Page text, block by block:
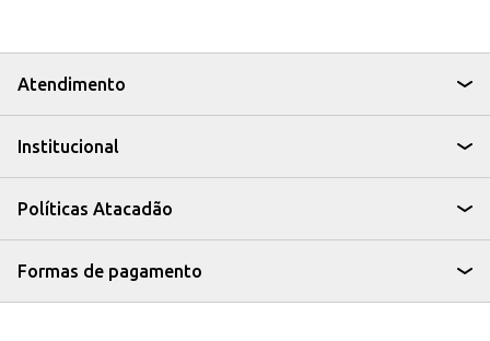
Atendimento
Institucional
Políticas Atacadão
Formas de pagamento